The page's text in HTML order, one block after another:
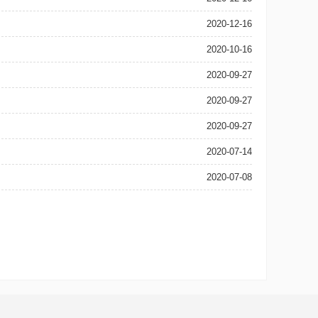
2020-12-16
2020-10-16
2020-09-27
2020-09-27
2020-09-27
2020-07-14
2020-07-08